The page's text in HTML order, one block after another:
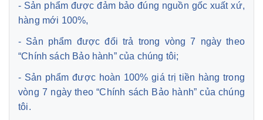
- Sản phẩm được đảm bảo đúng nguồn gốc xuất xứ,
hàng mới 100%,
- Sản phẩm được đổi trả trong vòng 7 ngày theo
“Chính sách Bảo hành” của chúng tôi;
- Sản phẩm được hoàn 100% giá trị tiền hàng trong
vòng 7 ngày theo “Chính sách Bảo hành” của chúng
tôi.